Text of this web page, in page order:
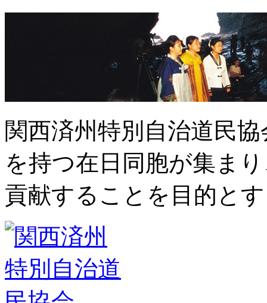
関西済州特別自治道民
を持つ在日同胞が集ま
貢献することを目的と